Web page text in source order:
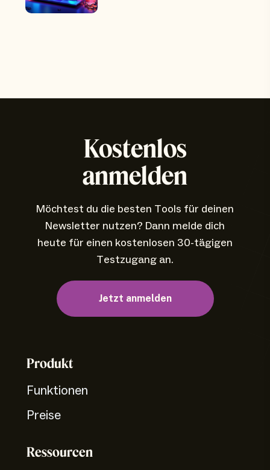
Kostenlos
anmelden
Möchtest du die besten Tools für deinen
Newsletter nutzen? Dann melde dich
heute für einen kostenlosen 30-tägigen
Testzugang an.
Jetzt anmelden
Produkt
Funktionen
Preise
Ressourcen